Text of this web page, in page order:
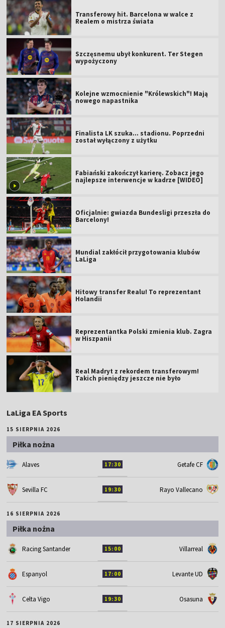
Transferowy hit. Barcelona w walce z
Realem o mistrza świata
Szczęsnemu ubył konkurent. Ter Stegen
wypożyczony
Kolejne wzmocnienie "Królewskich"! Mają
nowego napastnika
Finalista LK szuka... stadionu. Poprzedni
został wyłączony z użytku
Fabiański zakończył karierę. Zobacz jego
najlepsze interwencje w kadrze [WIDEO]
Oficjalnie: gwiazda Bundesligi przeszła do
Barcelony!
Mundial zakłócił przygotowania klubów
LaLiga
Hitowy transfer Realu! To reprezentant
Holandii
Reprezentantka Polski zmienia klub. Zagra
w Hiszpanii
Real Madryt z rekordem transferowym!
Takich pieniędzy jeszcze nie było
LaLiga EA Sports
15 SIERPNIA 2026
Piłka nożna
Alaves 17:30 Getafe CF
Sevilla FC 19:30 Rayo Vallecano
16 SIERPNIA 2026
Piłka nożna
Racing Santander 15:00 Villarreal
Espanyol 17:00 Levante UD
Celta Vigo 19:30 Osasuna
17 SIERPNIA 2026